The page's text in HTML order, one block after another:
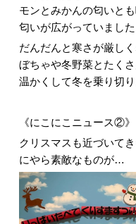
モンとみかんの匂いと
匂いが広がっていました
だんだんと寒さが厳し
ぼちゃや冬野菜とたく
温かくして冬を乗り切
《にこにこニュース②》
クリスマスも近づいて
にやら素敵なものが…